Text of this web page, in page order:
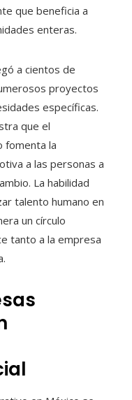
que beneficia a
enteras.
a cientos de
proyectos
específicas.
que el
fomenta la
a las personas a
La habilidad
talento humano en
un círculo
tanto a la empresa